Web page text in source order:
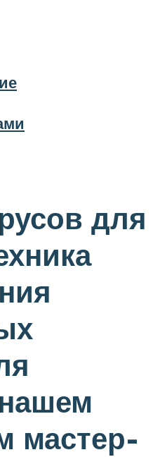
для
мастер-